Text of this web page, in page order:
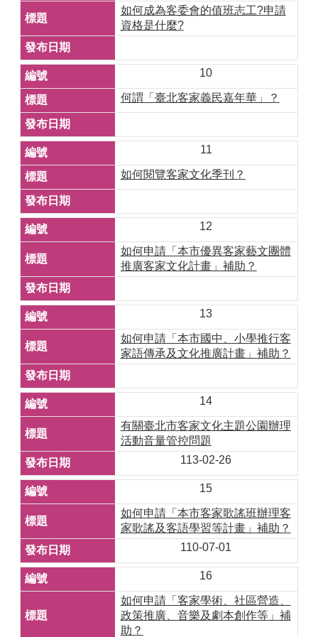
如何成為客委會的值班志工?申請
資格是什麼?
10
何謂「臺北客家義民嘉年華」？
11
如何閱覽客家文化季刊？
12
如何申請「本市優異客家藝文團體
推廣客家文化計畫」補助？
13
如何申請「本市國中、小學推行客
家語傳承及文化推廣計畫」補助？
14
有關臺北市客家文化主題公園辦理
活動音量管控問題
113-02-26
15
如何申請「本市客家歌謠班辦理客
家歌謠及客語學習等計畫」補助？
110-07-01
16
如何申請「客家學術、社區營造、
政策推廣、音樂及劇本創作等」補
助？